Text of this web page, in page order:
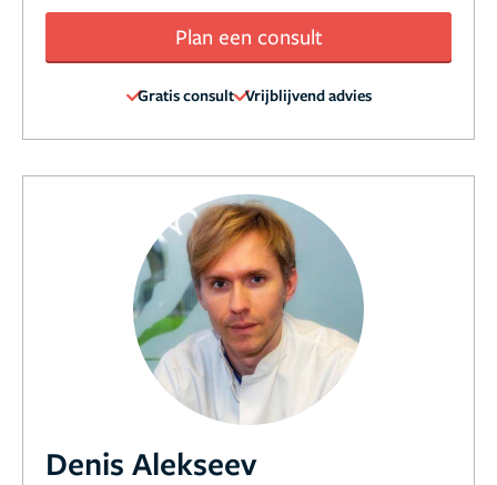
Plan een consult
Gratis consult Vrijblijvend advies
Denis Alekseev